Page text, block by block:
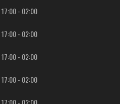
17:00- 02:00
17:00- 02:00
17:00- 02:00
17:00- 02:00